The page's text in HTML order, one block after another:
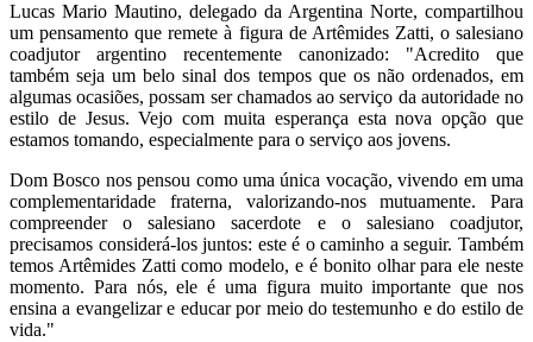
Lucas Mario Mautino, delegado da Argentina Norte, compartilhou
um pensamento que remete à figura de Artêmides Zatti, o salesiano
coadjutor argentino recentemente canonizado: "Acredito que
também seja um belo sinal dos tempos que os não ordenados, em
algumas ocasiões, possam ser chamados ao serviço da autoridade no
estilo de Jesus. Vejo com muita esperança esta nova opção que
estamos tomando, especialmente para o serviço aos jovens.
Dom Bosco nos pensou como uma única vocação, vivendo em uma
complementaridade fraterna, valorizando-nos mutuamente. Para
compreender o salesiano sacerdote e o salesiano coadjutor,
precisamos considerá-los juntos: este é o caminho a seguir. Também
temos Artêmides Zatti como modelo, e é bonito olhar para ele neste
momento. Para nós, ele é uma figura muito importante que nos
ensina a evangelizar e educar por meio do testemunho e do estilo de
vida."